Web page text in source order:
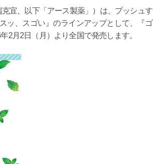
宜、以下「アース製薬」）は、プッシュす
ッ、スゴい』のラインアップとして、『ゴ
2月2日（月）より全国で発売します。